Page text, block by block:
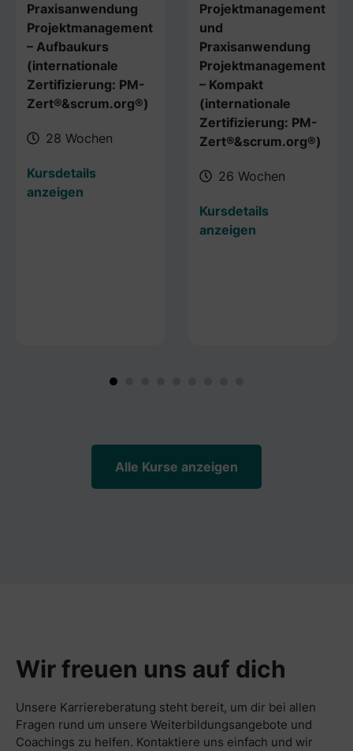
Praxisanwendung
Projektmanagement
– Aufbaukurs
(internationale
Zertifizierung: PM-
Zert®&scrum.org®)
28 Wochen
Kursdetails
anzeigen
Projektmanagement
und
Praxisanwendung
Projektmanagement
– Kompakt
(internationale
Zertifizierung: PM-
Zert®&scrum.org®)
26 Wochen
Kursdetails
anzeigen
Alle Kurse anzeigen
Wir freuen uns auf dich
Unsere Karriereberatung steht bereit, um dir bei allen
Fragen rund um unsere Weiterbildungsangebote und
Coachings zu helfen. Kontaktiere uns einfach und wir